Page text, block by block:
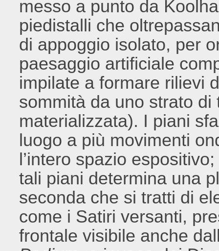
messo a punto da
piedistalli che
di appoggio isolato, per
paesaggio artificiale
impilate a formare rilievi
sommità da uno strato
materializzata). I piani
luogo a più movimenti
l’intero spazio
tali piani determina una
seconda che si tratti di
come i Satiri versanti,
frontale visibile anche